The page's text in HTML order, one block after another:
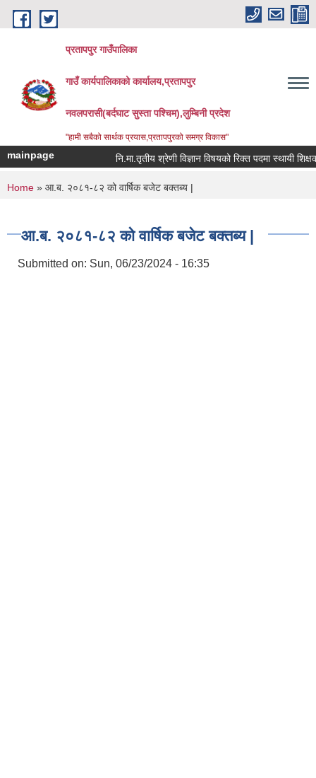
Skip to main content
प्रतापपुर गाउँपालिका
गाउँ कार्यपालिकाको कार्यालय,प्रतापपुर
नवलपरासी(बर्दघाट सुस्ता पश्चिम),लुम्बिनी प्रदेश
"हामी सबैको सार्थक प्रयास,प्रतापपुरको समग्र विकास"
mainpage नि.मा.तृतीय श्रेणी विज्ञान विषयको रिक्त पदमा स्थायी शिक्षक
You are here
Home » आ.ब. २०८१-८२ को वार्षिक बजेट बक्तब्य |
आ.ब. २०८१-८२ को वार्षिक बजेट बक्तब्य |
Submitted on: Sun, 06/23/2024 - 16:35